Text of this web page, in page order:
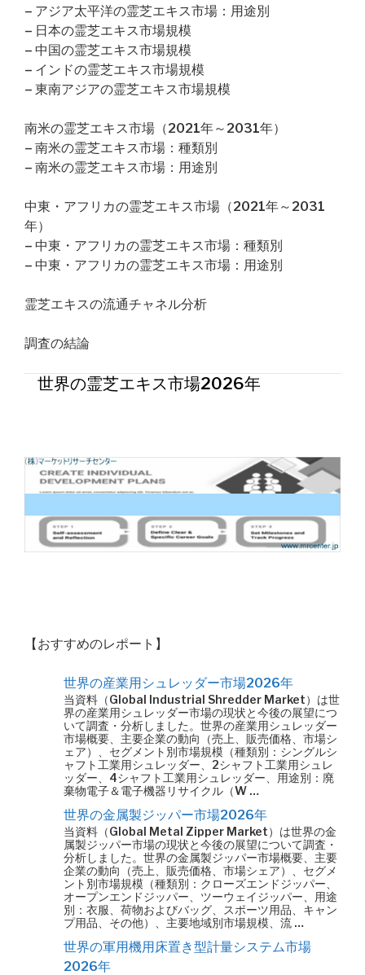
– アジア太平洋の霊芝エキス市場：用途別
– 日本の霊芝エキス市場規模
– 中国の霊芝エキス市場規模
– インドの霊芝エキス市場規模
– 東南アジアの霊芝エキス市場規模
南米の霊芝エキス市場（2021年～2031年）
– 南米の霊芝エキス市場：種類別
– 南米の霊芝エキス市場：用途別
中東・アフリカの霊芝エキス市場（2021年～2031
年）
– 中東・アフリカの霊芝エキス市場：種類別
– 中東・アフリカの霊芝エキス市場：用途別
霊芝エキスの流通チャネル分析
調査の結論
世界の霊芝エキス市場2026年
【おすすめのレポート】
世界の産業用シュレッダー市場2026年
当資料（Global Industrial Shredder Market）は世
界の産業用シュレッダー市場の現状と今後の展望につ
いて調査・分析しました。世界の産業用シュレッダー
市場概要、主要企業の動向（売上、販売価格、市場シ
ェア）、セグメント別市場規模（種類別：シングルシ
ャフト工業用シュレッダー、2シャフト工業用シュレ
ッダー、4シャフト工業用シュレッダー、用途別：廃
棄物電子＆電子機器リサイクル（W …
世界の金属製ジッパー市場2026年
当資料（Global Metal Zipper Market）は世界の金
属製ジッパー市場の現状と今後の展望について調査・
分析しました。世界の金属製ジッパー市場概要、主要
企業の動向（売上、販売価格、市場シェア）、セグメ
ント別市場規模（種類別：クローズエンドジッパー、
オープンエンドジッパー、ツーウェイジッパー、用途
別：衣服、荷物およびバッグ、スポーツ用品、キャン
プ用品、その他）、主要地域別市場規模、流 …
世界の軍用機用床置き型計量システム市場
2026年